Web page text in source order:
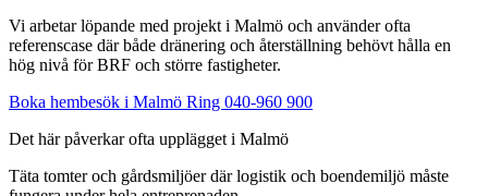
Vi arbetar löpande med projekt i Malmö och använder ofta
referenscase där både dränering och återställning behövt hålla en
hög nivå för BRF och större fastigheter.
Boka hembesök i Malmö Ring 040-960 900
Det här påverkar ofta upplägget i Malmö
Täta tomter och gårdsmiljöer där logistik och boendemiljö måste